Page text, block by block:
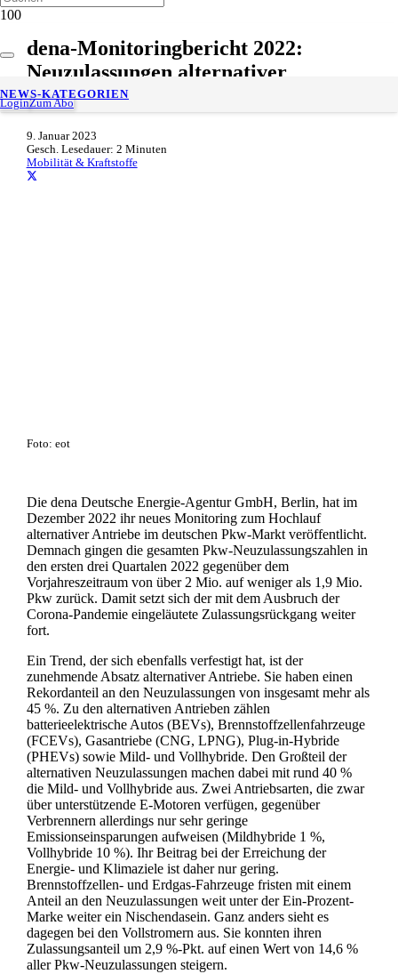
LoginZum Abo
NEWS-KATEGORIEN
dena-Monitoringbericht 2022:
Neuzulassungen alternativer
Antriebe stark gestiegen
9. Januar 2023
Gesch. Lesedauer: 2 Minuten
Mobilität & Kraftstoffe
Foto: eot
Die dena Deutsche Energie-Agentur GmbH, Berlin, hat im
Dezember 2022 ihr neues Monitoring zum Hochlauf
alternativer Antriebe im deutschen Pkw-Markt veröffentlicht.
Demnach gingen die gesamten Pkw-Neuzulassungszahlen in
den ersten drei Quartalen 2022 gegenüber dem
Vorjahreszeitraum von über 2 Mio. auf weniger als 1,9 Mio.
Pkw zurück. Damit setzt sich der mit dem Ausbruch der
Corona-Pandemie eingeläutete Zulassungsrückgang weiter
fort.
Ein Trend, der sich ebenfalls verfestigt hat, ist der
zunehmende Absatz alternativer Antriebe. Sie haben einen
Rekordanteil an den Neuzulassungen von insgesamt mehr als
45 %. Zu den alternativen Antrieben zählen
batterieelektrische Autos (BEVs), Brennstoffzellenfahrzeuge
(FCEVs), Gasantriebe (CNG, LPNG), Plug-in-Hybride
(PHEVs) sowie Mild- und Vollhybride. Den Großteil der
alternativen Neuzulassungen machen dabei mit rund 40 %
die Mild- und Vollhybride aus. Zwei Antriebsarten, die zwar
über unterstützende E-Motoren verfügen, gegenüber
Verbrennern allerdings nur sehr geringe
Emissionseinsparungen aufweisen (Mildhybride 1 %,
Vollhybride 10 %). Ihr Beitrag bei der Erreichung der
Energie- und Klimaziele ist daher nur gering.
Brennstoffzellen- und Erdgas-Fahrzeuge fristen mit einem
Anteil an den Neuzulassungen weit unter der Ein-Prozent-
Marke weiter ein Nischendasein. Ganz anders sieht es
dagegen bei den Vollstromern aus. Sie konnten ihren
Zulassungsanteil um 2,9 %-Pkt. auf einen Wert von 14,6 %
aller Pkw-Neuzulassungen steigern.